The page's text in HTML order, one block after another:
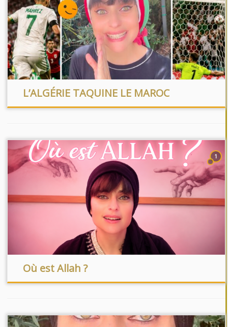
L’ALGÉRIE TAQUINE LE MAROC
1
Où est Allah ?